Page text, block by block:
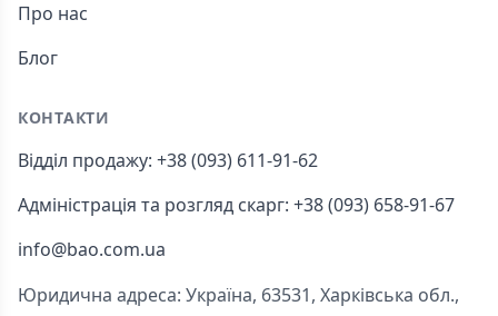
Про нас
Блог
КОНТАКТИ
Відділ продажу: +38 (093) 611-91-62
Адміністрація та розгляд скарг: +38 (093) 658-91-67
info@bao.com.ua
Юридична адреса: Україна, 63531, Харківська обл.,